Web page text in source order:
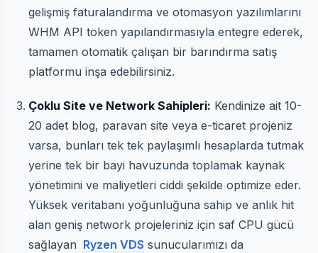
gelişmiş faturalandırma ve otomasyon yazılımlarını
WHM API token yapılandırmasıyla entegre ederek,
tamamen otomatik çalışan bir barındırma satış
platformu inşa edebilirsiniz.
Çoklu Site ve Network Sahipleri: Kendinize ait 10-
20 adet blog, paravan site veya e-ticaret projeniz
varsa, bunları tek tek paylaşımlı hesaplarda tutmak
yerine tek bir bayi havuzunda toplamak kaynak
yönetimini ve maliyetleri ciddi şekilde optimize eder.
Yüksek veritabanı yoğunluğuna sahip ve anlık hit
alan geniş network projeleriniz için saf CPU gücü
sağlayan Ryzen VDS sunucularımızı da